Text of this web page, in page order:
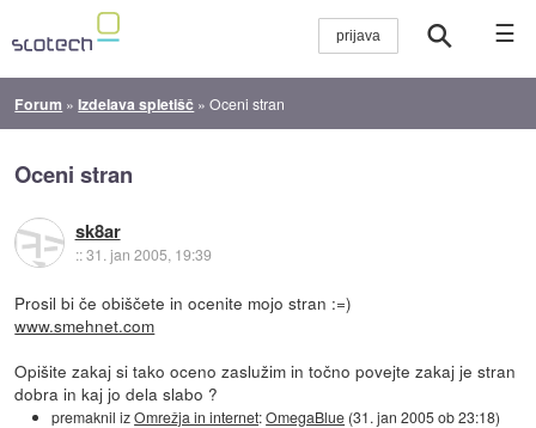
☰
Forum »Izdelava spletišč »Oceni stran
Oceni stran
sk8ar
::31. jan 2005, 19:39
Prosil bi če obiščete in ocenite mojo stran :=)
www.smehnet.com
Opišite zakaj si tako oceno zaslužim in točno povejte zakaj je stran
dobra in kaj jo dela slabo ?
premaknil izOmrežja in internet:OmegaBlue (31. jan 2005 ob 23:18)